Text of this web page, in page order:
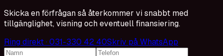
Skicka en förfrågan så återkommer vi snabbt med
tillgänglighet, visning och eventuell finansiering.
Ring direkt · 031-330 42 40Skriv på WhatsApp